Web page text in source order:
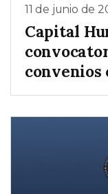
11 de junio de
Capital
convenios